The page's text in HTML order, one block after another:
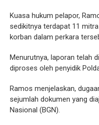
Kuasa hukum pelapor,
sedikitnya terdapat 11
korban dalam perkara
Menurutnya, laporan telah
diproses oleh penyidik
Ramos menjelaskan,
sejumlah dokumen yang
Nasional (BGN).